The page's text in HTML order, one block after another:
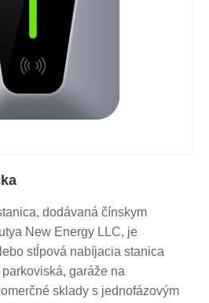
dodávaná čínskym
New Energy LLC, je
stĺpová nabíjacia stanica
garáže na
sklady s jednofázovým